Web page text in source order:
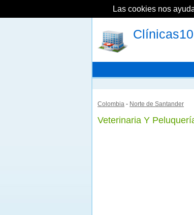
Clínicas10
Colombia - Norte de Santander
Veterinaria Y
Las cookies nos